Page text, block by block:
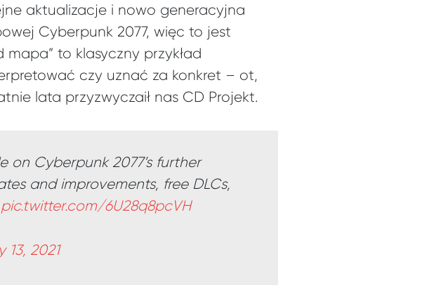
aktualizacje i nowo generacyjna
Cyberpunk 2077, więc to jest
mapa” to klasyczny przykład
czy uznać za konkret – ot,
lata przyzwyczaił nas CD Projekt.
Cyberpunk 2077’s further
and improvements, free DLCs,
pic.twitter.com/6U28q8pcVH
13, 2021